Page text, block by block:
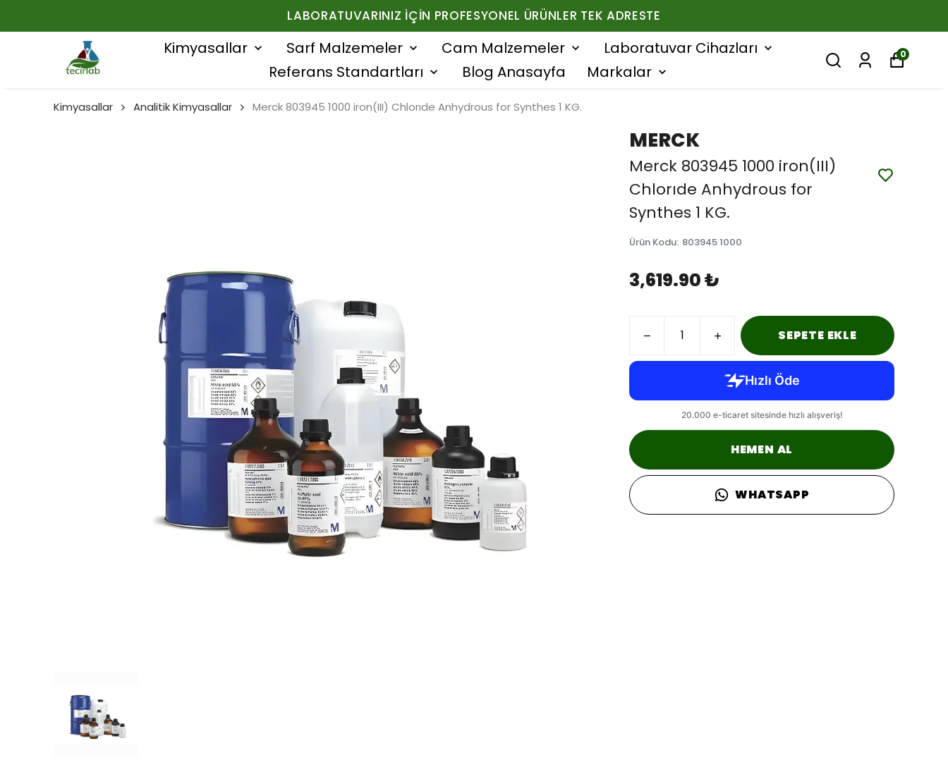
LABORATUVARINIZ İÇIN PROFESYONEL ÜRÜNLER TEK ADRESTE
Kimyasallar Sarf Malzemeler Cam Malzemeler
Laboratuvar Cihazları
Referans Standartları
Blog Anasayfa Markalar
0
Kimyasallar Analitik Kimyasallar Merck 803945 1000 iron(III) Chlorıde Anhydrous for Synthes 1 KG.
MERCK
Merck 803945 1000 iron(III)
Chlorıde Anhydrous for
Synthes 1 KG.
Ürün Kodu: 803945 1000
3,619.90 ₺
SEPETE EKLE
HEMEN AL
WHATSAPP